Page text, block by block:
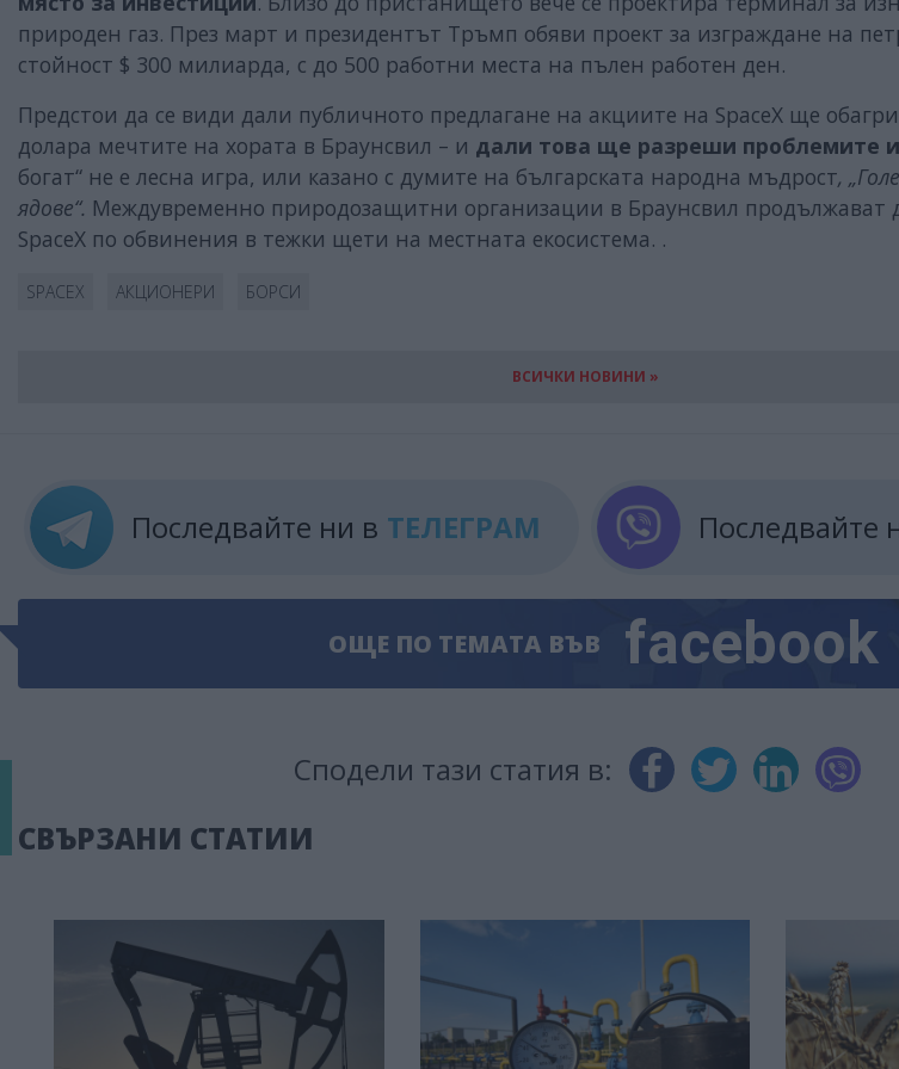
природен газ. През март и президентът Тръмп обяви проект за изграждане на
стойност $ 300 милиарда, с до 500 работни места на пълен работен ден.
Предстои да се види дали публичното предлагане на акциите на SpaceX ще
долара мечтите на хората в Браунсвил – и дали това ще разреши проблемите
богат“ не е лесна игра, или казано с думите на българската народна мъдрост,
ядове“. Междувременно природозащитни организации в Браунсвил продължават
SpaceX по обвинения в тежки щети на местната екосистема. .
SPACEX АКЦИОНЕРИ БОРСИ
ВСИЧКИ НОВИНИ »
Последвайте ни в ТЕЛЕГРАМ Последвайте
ОЩЕ ПО ТЕМАТА ВЪВ facebook
Сподели тази статия в:
СВЪРЗАНИ СТАТИИ